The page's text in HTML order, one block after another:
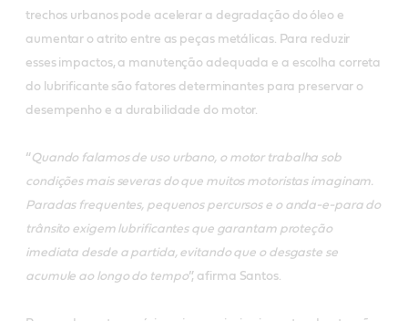
trechos urbanos pode acelerar a degradação do óleo e
aumentar o atrito entre as peças metálicas. Para reduzir
esses impactos, a manutenção adequada e a escolha correta
do lubrificante são fatores determinantes para preservar o
desempenho e a durabilidade do motor.
“ Quando falamos de uso urbano, o motor trabalha sob
condições mais severas do que muitos motoristas imaginam.
Paradas frequentes, pequenos percursos e o anda-e-para do
trânsito exigem lubrificantes que garantam proteção
imediata desde a partida, evitando que o desgaste se
acumule ao longo do tempo”, afirma Santos.